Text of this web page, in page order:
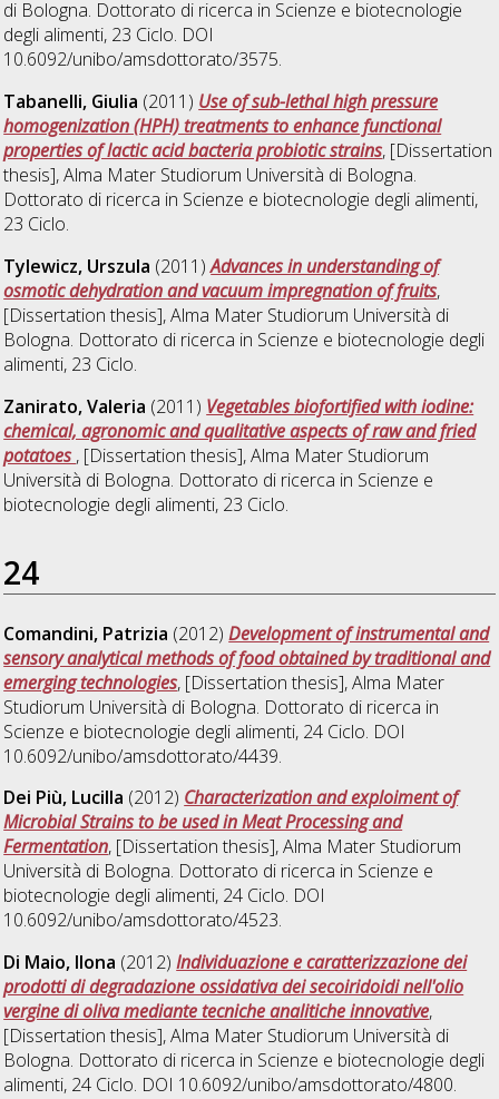
di Bologna. Dottorato di ricerca in Scienze e biotecnologie
degli alimenti, 23 Ciclo. DOI
10.6092/unibo/amsdottorato/3575.
Tabanelli, Giulia (2011) Use of sub-lethal high pressure
homogenization (HPH) treatments to enhance functional
properties of lactic acid bacteria probiotic strains, [Dissertation
thesis], Alma Mater Studiorum Università di Bologna.
Dottorato di ricerca in Scienze e biotecnologie degli alimenti,
23 Ciclo.
Tylewicz, Urszula (2011)Advances in understanding of
osmotic dehydration and vacuum impregnation of fruits,
[Dissertation thesis], Alma Mater Studiorum Università di
Bologna. Dottorato di ricerca in Scienze e biotecnologie degli
alimenti, 23 Ciclo.
Zanirato, Valeria (2011) Vegetables biofortified with iodine:
chemical, agronomic and qualitative aspects of raw and fried
potatoes , [Dissertation thesis], Alma Mater Studiorum
Università di Bologna. Dottorato di ricerca in Scienze e
biotecnologie degli alimenti, 23 Ciclo.
24
Comandini, Patrizia (2012)Development of instrumental and
sensory analytical methods of food obtained by traditional and
emerging technologies, [Dissertation thesis], Alma Mater
Studiorum Università di Bologna. Dottorato di ricerca in
Scienze e biotecnologie degli alimenti, 24 Ciclo. DOI
10.6092/unibo/amsdottorato/4439.
Dei Più, Lucilla (2012) Characterization and exploiment of
Microbial Strains to be used in Meat Processing and
Fermentation, [Dissertation thesis], Alma Mater Studiorum
Università di Bologna. Dottorato di ricerca in Scienze e
biotecnologie degli alimenti, 24 Ciclo. DOI
10.6092/unibo/amsdottorato/4523.
Di Maio, Ilona (2012)Individuazione e caratterizzazione dei
prodotti di degradazione ossidativa dei secoiridoidi nell'olio
vergine di oliva mediante tecniche analitiche innovative,
[Dissertation thesis], Alma Mater Studiorum Università di
Bologna. Dottorato di ricerca in Scienze e biotecnologie degli
alimenti, 24 Ciclo. DOI 10.6092/unibo/amsdottorato/4800.